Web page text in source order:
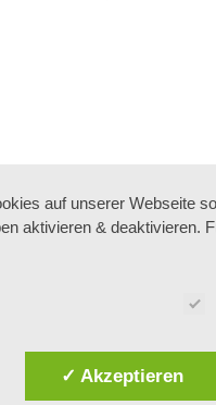
auf unserer Webseite
aktivieren & deaktivieren.
✓ Akzeptieren